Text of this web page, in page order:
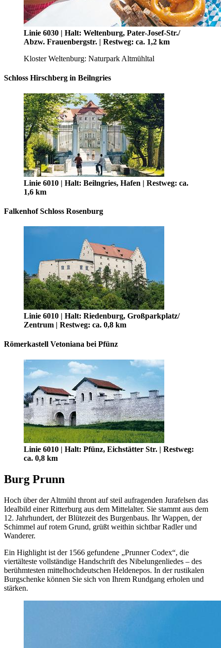
Linie 6030 | Halt: Weltenburg, Pater-Josef-Str./
Abzw. Frauenbergstr. | Restweg: ca. 1,2 km
Kloster Weltenburg: Naturpark Altmühltal
Schloss Hirschberg in Beilngries
Linie 6010 | Halt: Beilngries, Hafen | Restweg: ca.
1,6 km
Falkenhof Schloss Rosenburg
Linie 6010 | Halt: Riedenburg, Großparkplatz/
Zentrum | Restweg: ca. 0,8 km
Römerkastell Vetoniana bei Pfünz
Linie 6010 | Halt: Pfünz, Eichstätter Str. | Restweg:
ca. 0,8 km
Burg Prunn
Hoch über der Altmühl thront auf steil aufragenden Jurafelsen das
Idealbild einer Ritterburg aus dem Mittelalter. Sie stammt aus dem
12. Jahrhundert, der Blütezeit des Burgenbaus. Ihr Wappen, der
Schimmel auf rotem Grund, grüßt weithin sichtbar Radler und
Wanderer.
Ein Highlight ist der 1566 gefundene „Prunner Codex“, die
viertälteste vollständige Handschrift des Nibelungenliedes – des
berühmtesten mittelhochdeutschen Heldenepos. In der rustikalen
Burgschenke können Sie sich von Ihrem Rundgang erholen und
stärken.